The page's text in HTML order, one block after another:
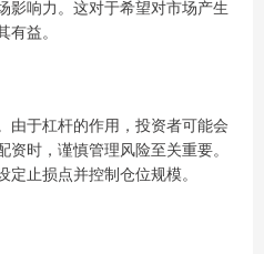
影响力。这对于希望对市场产生
益。
由于杠杆的作用，投资者可能会
时，谨慎管理风险至关重要。
止损点并控制仓位规模。